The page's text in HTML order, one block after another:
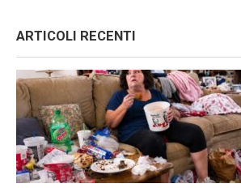
ARTICOLI RECENTI